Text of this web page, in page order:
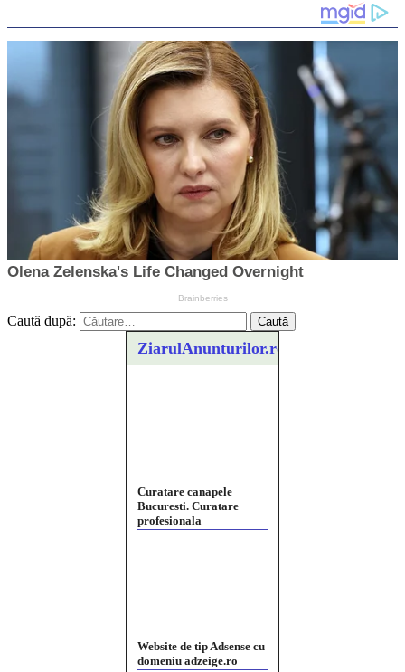
Caută după:
ZiarulAnunturilor.ro
Curatare canapele
Bucuresti. Curatare
profesionala
Website de tip Adsense cu
domeniu adzeige.ro